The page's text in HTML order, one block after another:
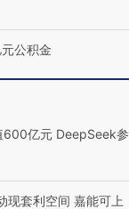
公积金
600亿元 DeepSeek参
现套利空间 嘉能可上